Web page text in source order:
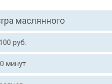
маслянного
руб.
минут